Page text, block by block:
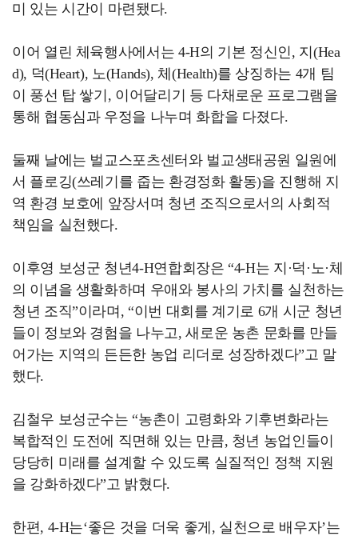
미 있는 시간이 마련됐다.
이어 열린 체육행사에서는 4-H의 기본 정신인, 지(Hea
d), 덕(Heart), 노(Hands), 체(Health)를 상징하는 4개 팀
이 풍선 탑 쌓기, 이어달리기 등 다채로운 프로그램을
통해 협동심과 우정을 나누며 화합을 다졌다.
둘째 날에는 벌교스포츠센터와 벌교생태공원 일원에
서 플로깅(쓰레기를 줍는 환경정화 활동)을 진행해 지
역 환경 보호에 앞장서며 청년 조직으로서의 사회적
책임을 실천했다.
이후영 보성군 청년4-H연합회장은 “4-H는 지·덕·노·체
의 이념을 생활화하며 우애와 봉사의 가치를 실천하는
청년 조직”이라며, “이번 대회를 계기로 6개 시군 청년
들이 정보와 경험을 나누고, 새로운 농촌 문화를 만들
어가는 지역의 든든한 농업 리더로 성장하겠다”고 말
했다.
김철우 보성군수는 “농촌이 고령화와 기후변화라는
복합적인 도전에 직면해 있는 만큼, 청년 농업인들이
당당히 미래를 설계할 수 있도록 실질적인 정책 지원
을 강화하겠다”고 밝혔다.
한편, 4-H는‘좋은 것을 더욱 좋게, 실천으로 배우자’는